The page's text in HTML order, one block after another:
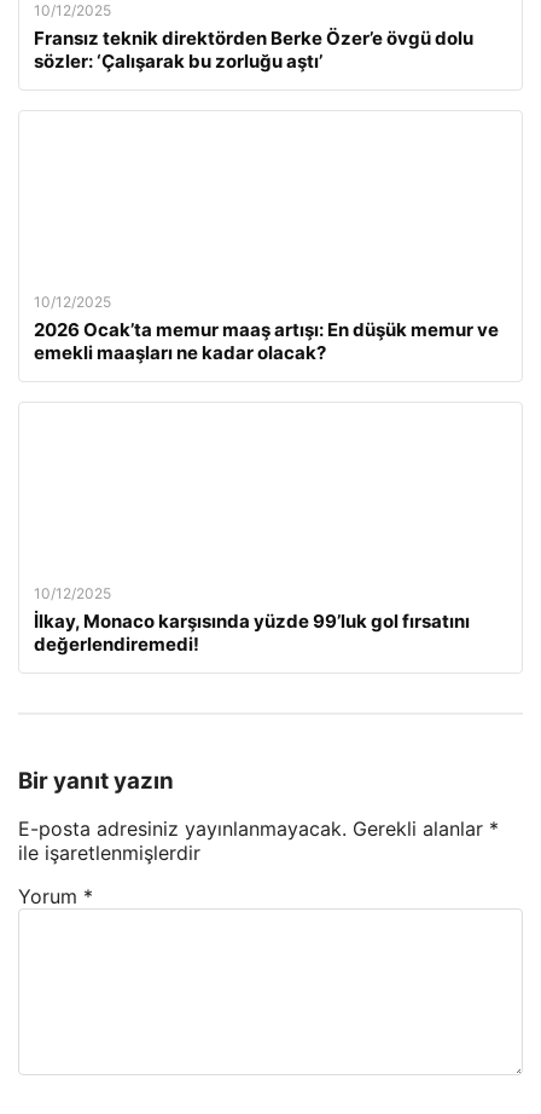
10/12/2025
Fransız teknik direktörden Berke Özer’e övgü dolu
sözler: ‘Çalışarak bu zorluğu aştı’
10/12/2025
2026 Ocak’ta memur maaş artışı: En düşük memur ve
emekli maaşları ne kadar olacak?
10/12/2025
İlkay, Monaco karşısında yüzde 99’luk gol fırsatını
değerlendiremedi!
Bir yanıt yazın
E-posta adresiniz yayınlanmayacak. Gerekli alanlar *
ile işaretlenmişlerdir
Yorum *